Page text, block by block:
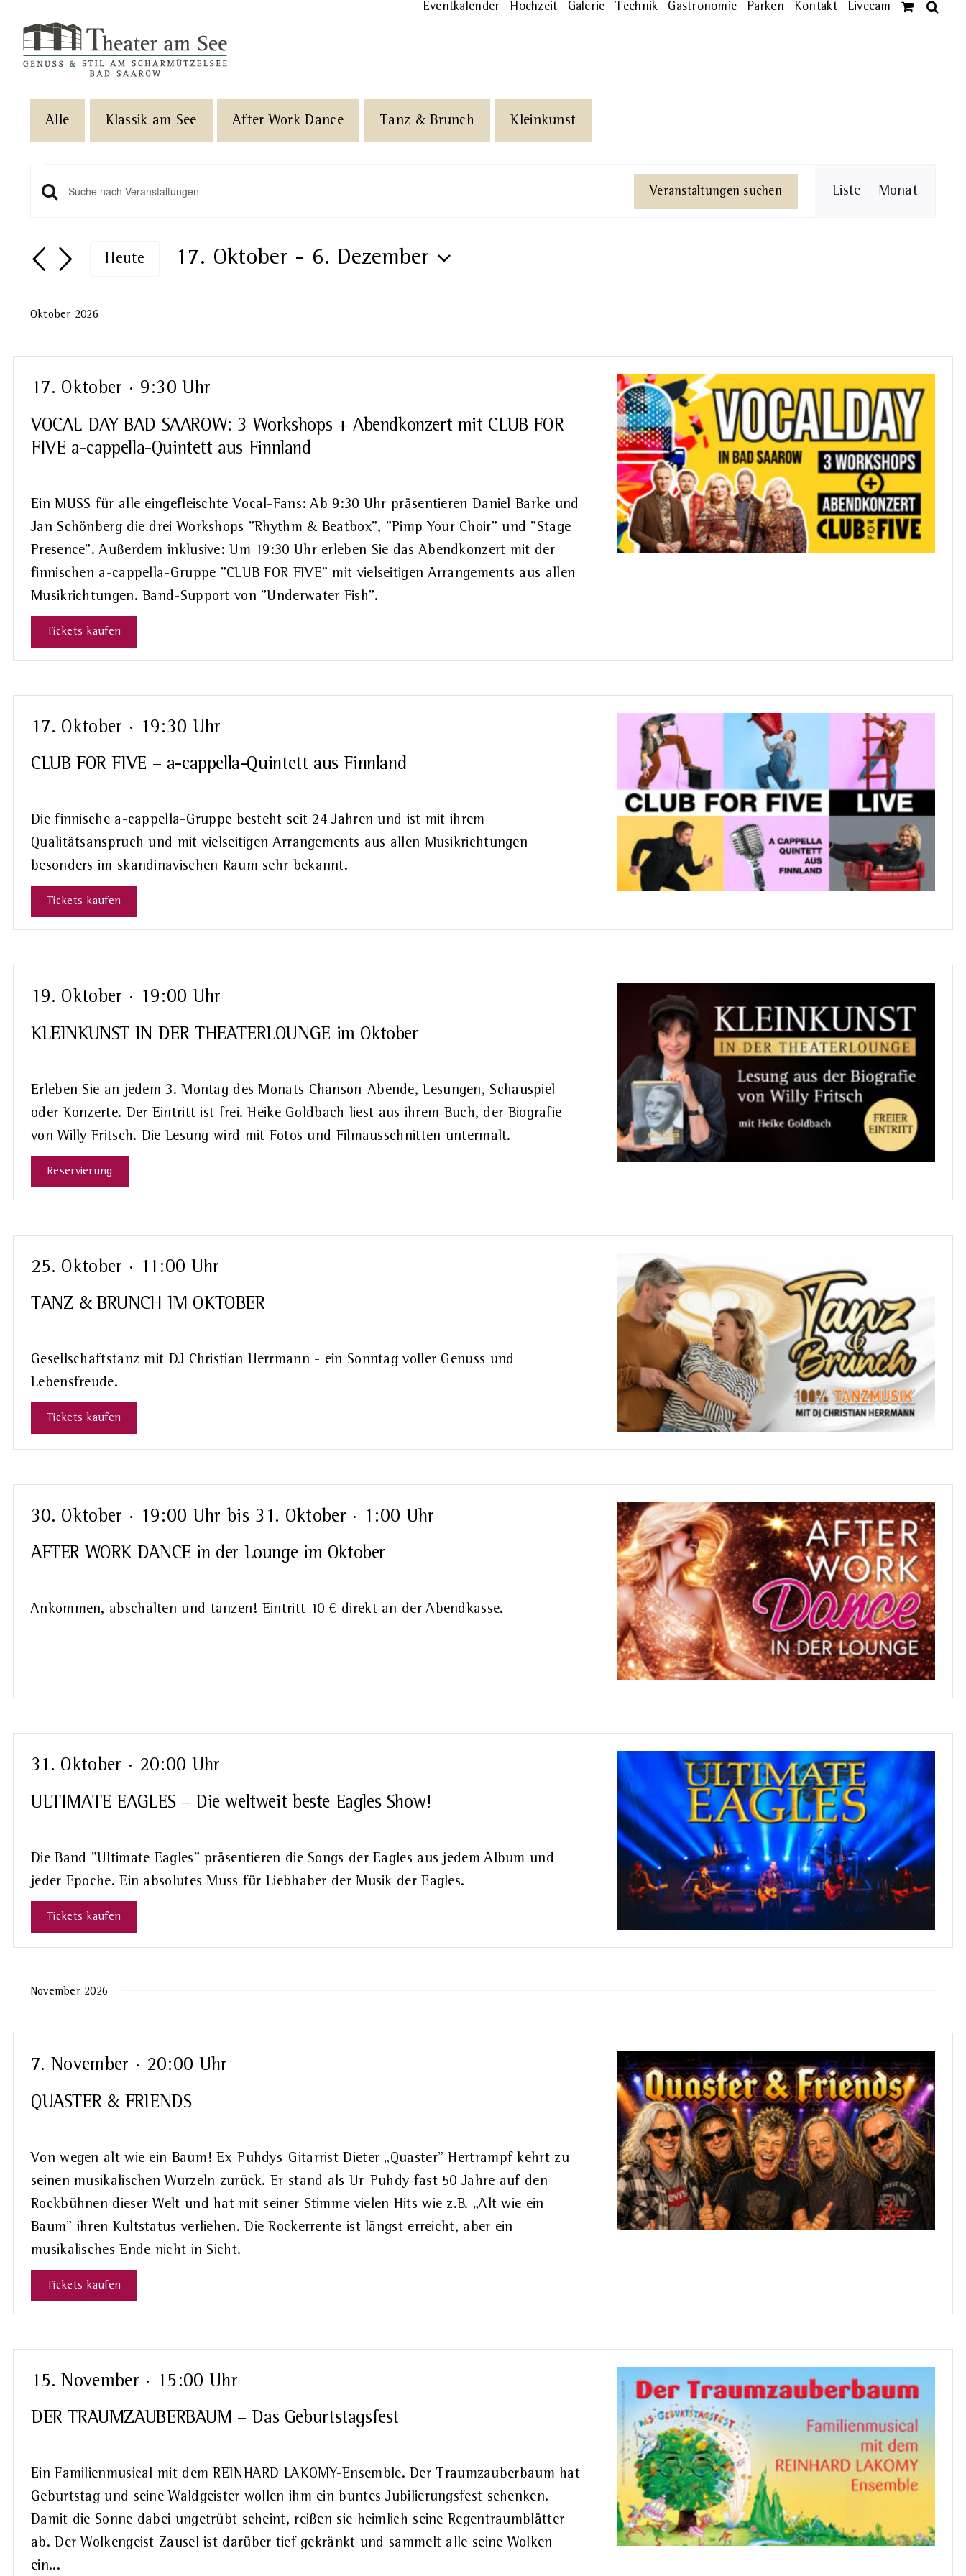
content
Eventkalender Hochzeit Galerie Technik Gastronomie Parken Kontakt Livecam
Alle Klassik am See After Work Dance Tanz & Brunch Kleinkunst
Veranstaltungen
Veranstaltungen
Such-
und
Ansichtennavigation
Geben
Das
Schlüsselwort.
nach
Veranstaltungen suchen Liste Monat
Heute 17. Oktober - 6. Dezember
Oktober 2026
VOCAL DAY BAD SAAROW: 3 Workshops + Abendkonzert mit CLUB FOR
FIVE a-cappella-Quintett aus Finnland
17. Oktober · 9:30 Uhr
Ein MUSS für alle eingefleischte Vocal-Fans: Ab 9:30 Uhr präsentieren Daniel Barke und
Jan Schönberg die drei Workshops "Rhythm & Beatbox", "Pimp Your Choir" und "Stage
Presence". Außerdem inklusive: Um 19:30 Uhr erleben Sie das Abendkonzert mit der
finnischen a-cappella-Gruppe "CLUB FOR FIVE" mit vielseitigen Arrangements aus allen
Musikrichtungen. Band-Support von "Underwater Fish".
Tickets kaufen
CLUB FOR FIVE – a-cappella-Quintett aus Finnland
17. Oktober · 19:30 Uhr
Die finnische a-cappella-Gruppe besteht seit 24 Jahren und ist mit ihrem
Qualitätsanspruch und mit vielseitigen Arrangements aus allen Musikrichtungen
besonders im skandinavischen Raum sehr bekannt.
Tickets kaufen
KLEINKUNST IN DER THEATERLOUNGE im Oktober
19. Oktober · 19:00 Uhr
Erleben Sie an jedem 3. Montag des Monats Chanson-Abende, Lesungen, Schauspiel
oder Konzerte. Der Eintritt ist frei. Heike Goldbach liest aus ihrem Buch, der Biografie
von Willy Fritsch. Die Lesung wird mit Fotos und Filmausschnitten untermalt.
Reservierung
TANZ & BRUNCH IM OKTOBER
25. Oktober · 11:00 Uhr
Gesellschaftstanz mit DJ Christian Herrmann - ein Sonntag voller Genuss und
Lebensfreude.
Tickets kaufen
AFTER WORK DANCE in der Lounge im Oktober
30. Oktober · 19:00 Uhr bis 31. Oktober · 1:00 Uhr
Ankommen, abschalten und tanzen! Eintritt 10 € direkt an der Abendkasse.
ULTIMATE EAGLES – Die weltweit beste Eagles Show!
31. Oktober · 20:00 Uhr
Die Band "Ultimate Eagles" präsentieren die Songs der Eagles aus jedem Album und
jeder Epoche. Ein absolutes Muss für Liebhaber der Musik der Eagles.
Tickets kaufen
November 2026
QUASTER & FRIENDS
7. November · 20:00 Uhr
Von wegen alt wie ein Baum! Ex-Puhdys-Gitarrist Dieter „Quaster" Hertrampf kehrt zu
seinen musikalischen Wurzeln zurück. Er stand als Ur-Puhdy fast 50 Jahre auf den
Rockbühnen dieser Welt und hat mit seiner Stimme vielen Hits wie z.B. „Alt wie ein
Baum" ihren Kultstatus verliehen. Die Rockerrente ist längst erreicht, aber ein
musikalisches Ende nicht in Sicht.
Tickets kaufen
DER TRAUMZAUBERBAUM – Das Geburtstagsfest
15. November · 15:00 Uhr
Ein Familienmusical mit dem REINHARD LAKOMY-Ensemble. Der Traumzauberbaum hat
Geburtstag und seine Waldgeister wollen ihm ein buntes Jubilierungsfest schenken.
Damit die Sonne dabei ungetrübt scheint, reißen sie heimlich seine Regentraumblätter
ab. Der Wolkengeist Zausel ist darüber tief gekränkt und sammelt alle seine Wolken
ein...